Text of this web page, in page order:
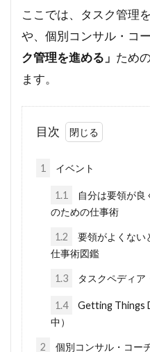
ここでは、タスク管理
や、個別コンサル・コ
ク管理を進める」 ため
ます。
目次
1 イベント
1.1
自分は要領が良
のための仕事術
1.2
要領がよくない
仕事術図鑑
1.3 タスクペディア
1.4
Getting Things
中）
2 個別コンサル・コー